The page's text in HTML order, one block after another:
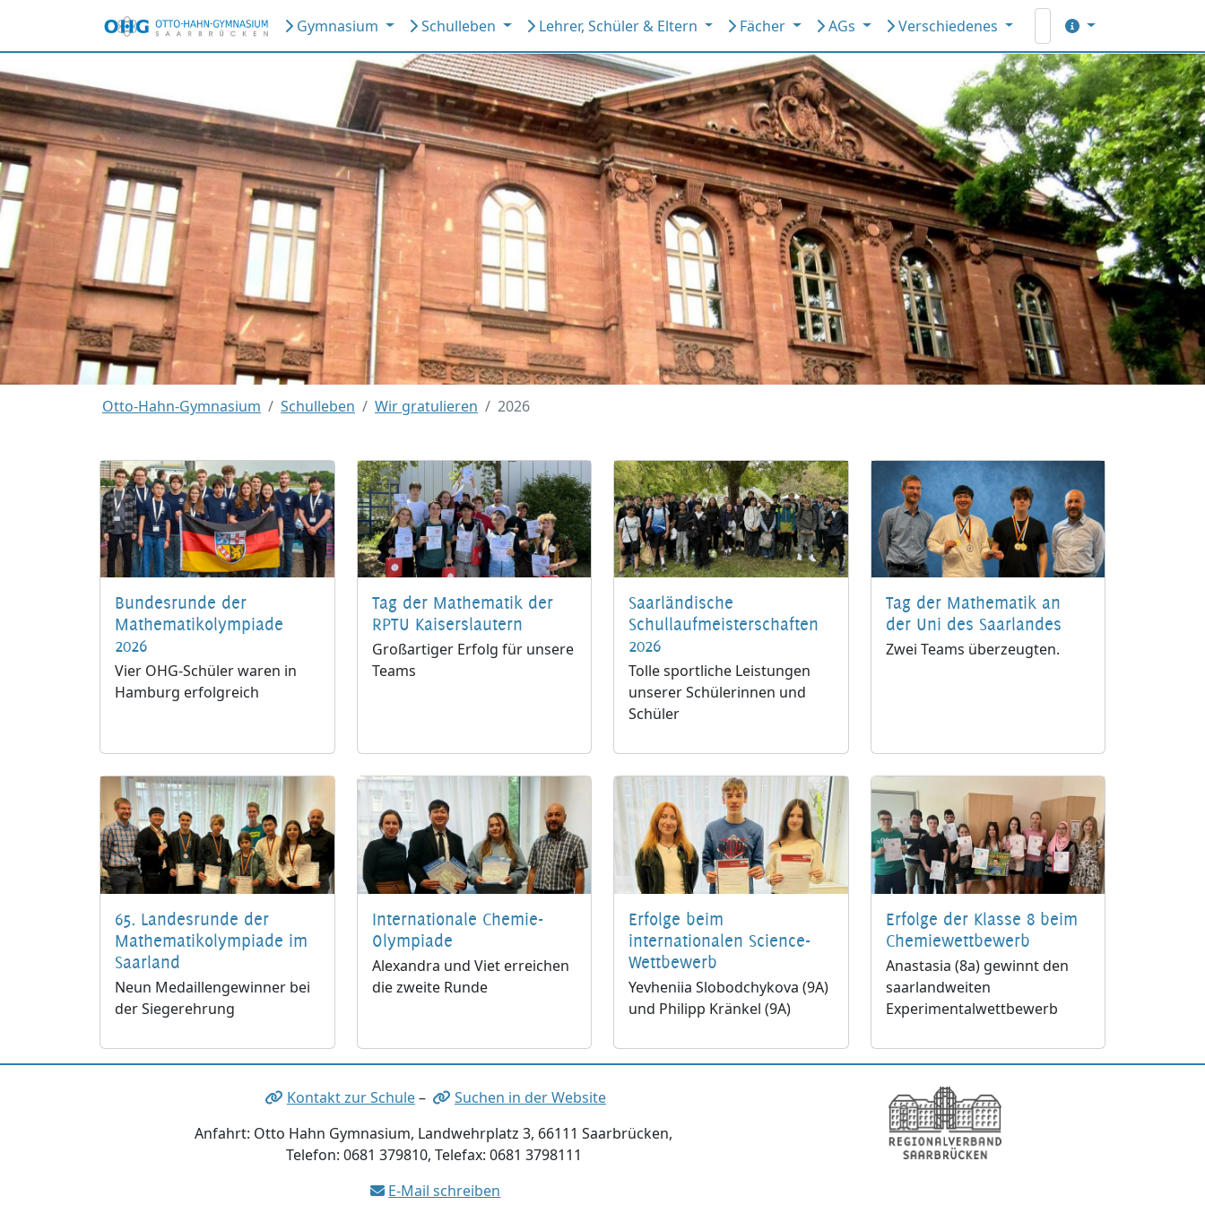
Gymnasium Schulleben Lehrer, Schüler & Eltern Fächer AGs Verschiedenes
Otto-Hahn-Gymnasium Schulleben Wir gratulieren 2026
Bundesrunde der
Mathematikolympiade
2026
Vier OHG-Schüler waren in
Hamburg erfolgreich
Tag der Mathematik der
RPTU Kaiserslautern
Großartiger Erfolg für unsere
Teams
Saarländische
Schullaufmeisterschaften
2026
Tolle sportliche Leistungen
unserer Schülerinnen und
Schüler
Tag der Mathematik an
der Uni des Saarlandes
Zwei Teams überzeugten.
65. Landesrunde der
Mathematikolympiade im
Saarland
Neun Medaillengewinner bei
der Siegerehrung
Internationale Chemie-
Olympiade
Alexandra und Viet erreichen
die zweite Runde
Erfolge beim
internationalen Science-
Wettbewerb
Yevheniia Slobodchykova (9A)
und Philipp Kränkel (9A)
Erfolge der Klasse 8 beim
Chemiewettbewerb
Anastasia (8a) gewinnt den
saarlandweiten
Experimentalwettbewerb
Kontakt zur Schule–
Suchen in der Website
Anfahrt: Otto Hahn Gymnasium, Landwehrplatz 3, 66111 Saarbrücken,
Telefon: 0681 379810, Telefax: 0681 3798111
E-Mail schreiben